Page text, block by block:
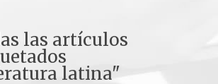
las artículos
latina"